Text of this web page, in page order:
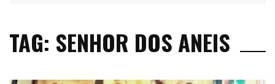
TAG: SENHOR DOS ANEIS